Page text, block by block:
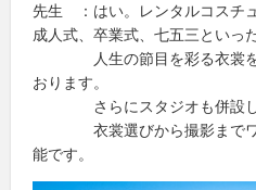
先生 ：はい。レンタルコスチ
成人式、卒業式、七五三といった
人生の節目を彩る衣裳を
おります。
さらにスタジオも併設し
衣裳選びから撮影までワ
能です。